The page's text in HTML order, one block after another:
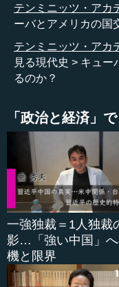
発表されました。
西洋をカリブ海に向
艦船が、それこそチ
分かりました。
大学2年でしたから、
を見ていました。世
ものです。ソ連艦船
れば、アメリカ軍は
か。その辺り一帯に
ているわけです。世
間を見守っていました
当時、ソ連共産党の
でしたが、彼はアメ
うやく撤退を命令し
テンミニッツ・アカ
ーバとアメリカの国
テンミニッツ・アカ
見る現代史
キュー
るのか？
「政治と経済」
一強独裁＝1人独裁
影…「強い中国」
機と限界